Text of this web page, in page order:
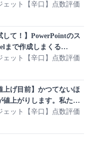
ンゴーグル 「Akaso
ビュー
ェット【辛口】点数評価
して！】PowerPointのス
まで作成しまくる
がすごすぎます。まさ
AIが使えるオールインワ
ペースですね！
ェット【辛口】点数評価
上げ目前】かつてないほ
値上がりします。私たち
いいか解説します ※ア
第二弾は概要欄のリンク
さい
ェット【辛口】点数評価